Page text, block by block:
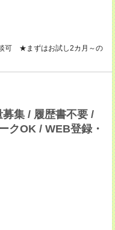
談可 ★まずはお試し2カ月～の
集 / 履歴書不要 /
クOK / WEB登録・